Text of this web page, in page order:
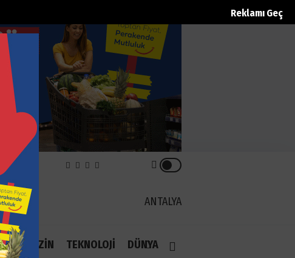
Reklamı Geç
ÇEYREK
4491.1
ANTALYA
MAGAZİN TEKNOLOJİ DÜNYA